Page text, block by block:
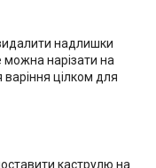
надлишки
нарізати на
цілком для
каструлю на